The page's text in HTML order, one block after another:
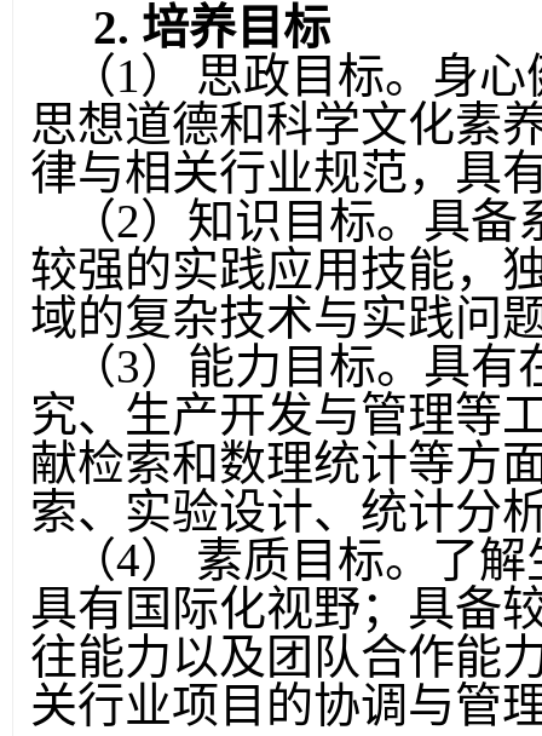
2. 培养目标
（1）
思政目标。身
思想道德和科学文化素
律与相关行业规范，具
（2）知识目标。具备
较强的实践应用技能，
域的复杂技术与实践问
（3）能力目标。具有
究、生产开发与管理等
献检索和数理统计等方
索、实验设计、统计分
（4）
素质目标。了
具有国际化视野；具备
往能力以及团队合作能
关行业项目的协调与管